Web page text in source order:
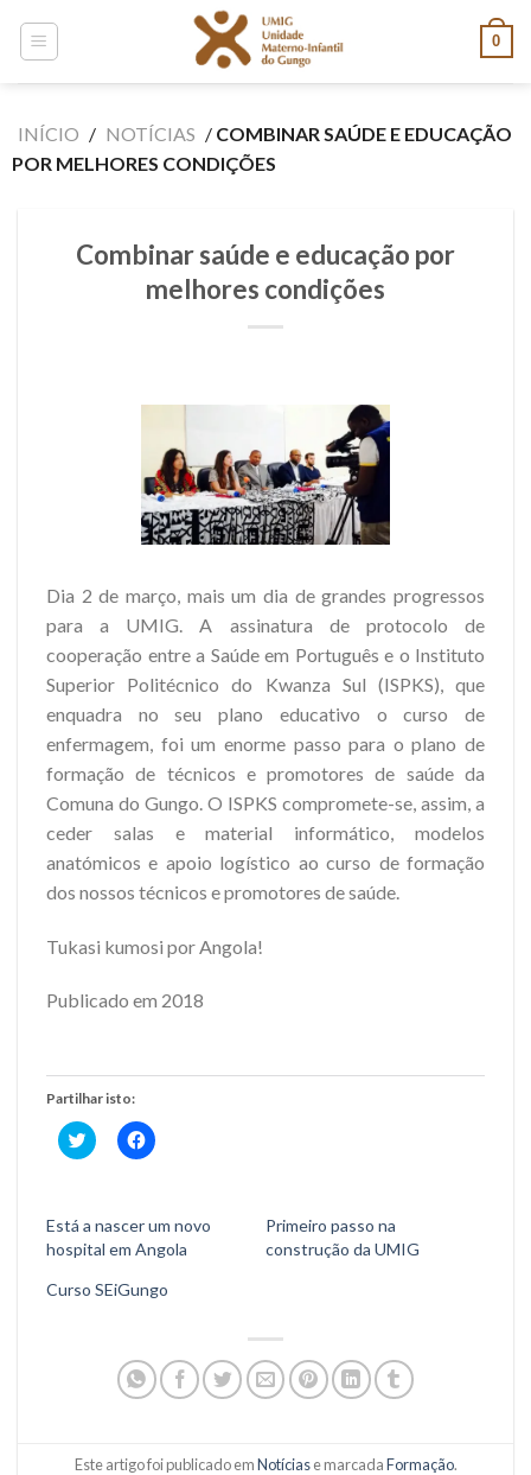
0
INÍCIO / NOTÍCIAS / COMBINAR SAÚDE E EDUCAÇÃO
POR MELHORES CONDIÇÕES
Combinar saúde e educação por
melhores condições
Dia 2 de março, mais um dia de grandes progressos
para a UMIG. A assinatura de protocolo de
cooperação entre a Saúde em Português e o Instituto
Superior Politécnico do Kwanza Sul (ISPKS), que
enquadra no seu plano educativo o curso de
enfermagem, foi um enorme passo para o plano de
formação de técnicos e promotores de saúde da
Comuna do Gungo. O ISPKS compromete-se, assim, a
ceder salas e material informático, modelos
anatómicos e apoio logístico ao curso de formação
dos nossos técnicos e promotores de saúde.
Tukasi kumosi por Angola!
Publicado em 2018
Partilhar isto:
Click
to
in
new
window)
Click
to
in
new
window)
Está a nascer um novo
hospital em Angola
Primeiro passo na
construção da UMIG
Curso SEiGungo
Este artigo foi publicado emNotíciase marcadaFormação.